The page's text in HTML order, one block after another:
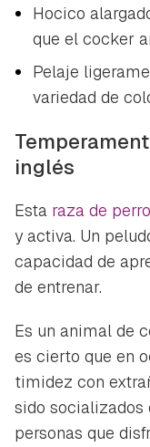
Hocico
que el cocker
Pelaje
variedad de
inglés
Esta raza de
y activa. Un
capacidad de
de entrenar.
Es un animal de
es cierto que en
timidez con
sido socializados
personas que